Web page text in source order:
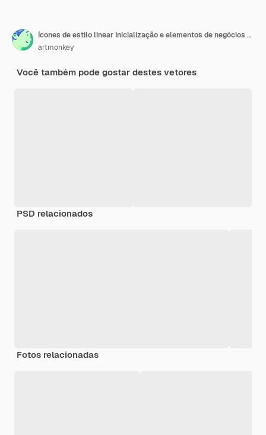
Ícones de estilo linear Inicialização e elementos de negócios Design mínimo
artmonkey
Você também pode gostar destes vetores
PSD relacionados
Fotos relacionadas